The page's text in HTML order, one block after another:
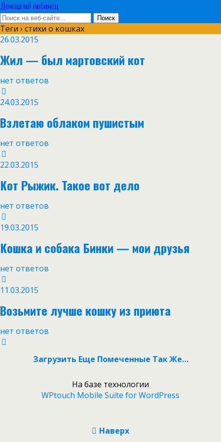
Домашний любимец
Теги › стихи о кошках
26.03.2015
Жил — был мартовский кот
нет ответов
24.03.2015
Взлетаю облаком пушистым
нет ответов
22.03.2015
Кот Рыжик. Такое вот дело
нет ответов
19.03.2015
Кошка и собака Бинки — мои друзья
нет ответов
11.03.2015
Возьмите лучше кошку из приюта
нет ответов
Загрузить Еще Помеченные Так Же…
На базе технологии
WPtouch Mobile Suite for WordPress
Наверх